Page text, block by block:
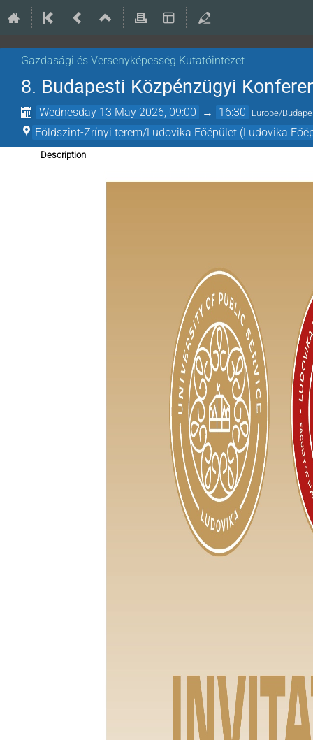
Gazdasági és Versenyképesség Kutatóintézet
8. Budapesti Közpénzügyi
Wednesday 13 May 2026, 09:00 → 16:30 Europe/
Földszint-Zrínyi terem/Ludovika Főépület (Ludovika
Description